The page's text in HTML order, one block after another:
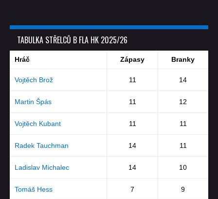
TABULKA STŘELCŮ B FLA HK 2025/26
Hráč Zápasy Branky
Vojtěch Brož 11 14
Martin Špás 11 12
Vojtěch Kubant 11 11
Radek Tauchman 14 11
Ladislav Michalec 14 10
Tomáš Hess 7 9